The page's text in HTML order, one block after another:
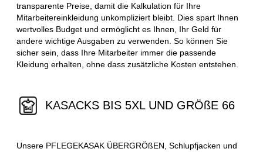
transparente Preise, damit die Kalkulation für Ihre
Mitarbeitereinkleidung unkompliziert bleibt. Dies spart Ihnen
wertvolles Budget und ermöglicht es Ihnen, Ihr Geld für
andere wichtige Ausgaben zu verwenden. So können Sie
sicher sein, dass Ihre Mitarbeiter immer die passende
Kleidung erhalten, ohne dass zusätzliche Kosten entstehen.
KASACKS BIS 5XL UND GRÖßE 66
Unsere PFLEGEKASAK ÜBERGRÖßEN, Schlupfjacken und